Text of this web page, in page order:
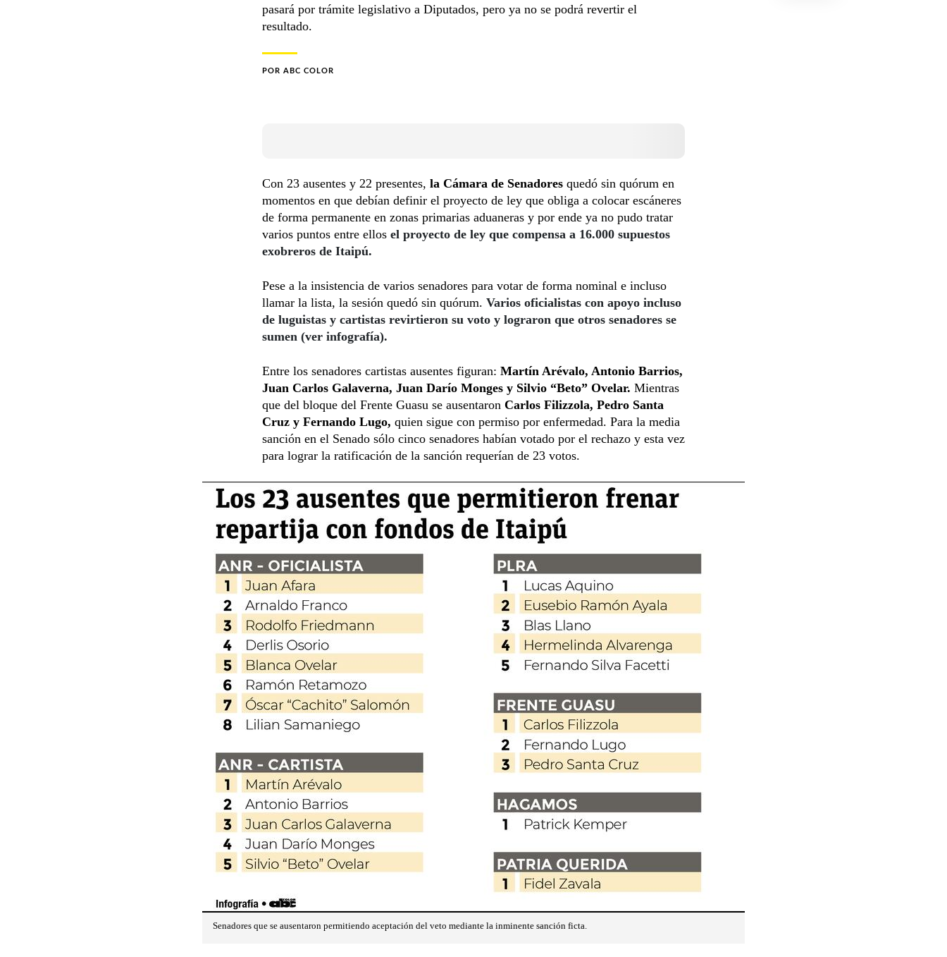
pasará por trámite legislativo a Diputados, pero ya no se podrá revertir el
resultado.
POR ABC COLOR
Con 23 ausentes y 22 presentes, la Cámara de Senadores quedó sin quórum en
momentos en que debían definir el proyecto de ley que obliga a colocar escáneres
de forma permanente en zonas primarias aduaneras y por ende ya no pudo tratar
varios puntos entre ellos el proyecto de ley que compensa a 16.000 supuestos
exobreros de Itaipú.
Pese a la insistencia de varios senadores para votar de forma nominal e incluso
llamar la lista, la sesión quedó sin quórum. Varios oficialistas con apoyo incluso
de luguistas y cartistas revirtieron su voto y lograron que otros senadores se
sumen (ver infografía).
Entre los senadores cartistas ausentes figuran: Martín Arévalo, Antonio Barrios,
Juan Carlos Galaverna, Juan Darío Monges y Silvio “Beto” Ovelar. Mientras
que del bloque del Frente Guasu se ausentaron Carlos Filizzola, Pedro Santa
Cruz y Fernando Lugo, quien sigue con permiso por enfermedad. Para la media
sanción en el Senado sólo cinco senadores habían votado por el rechazo y esta vez
para lograr la ratificación de la sanción requerían de 23 votos.
Senadores que se ausentaron permitiendo aceptación del veto mediante la inminente sanción ficta.